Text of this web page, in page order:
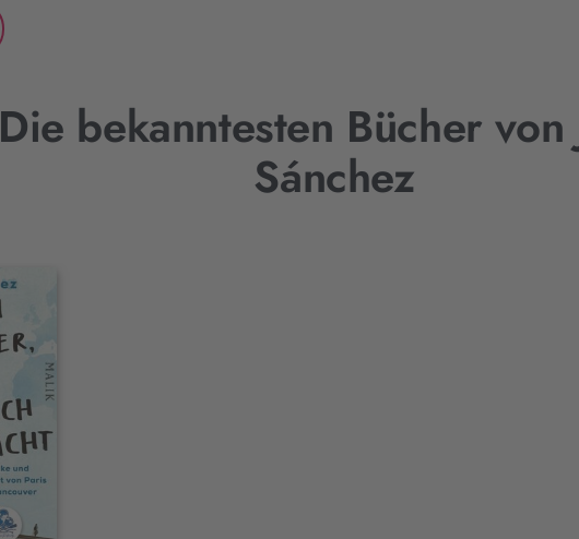
Die bekanntesten Bücher von
Sánchez